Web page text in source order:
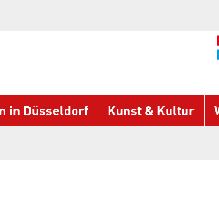
in Düsseldorf Kunst & Kultur